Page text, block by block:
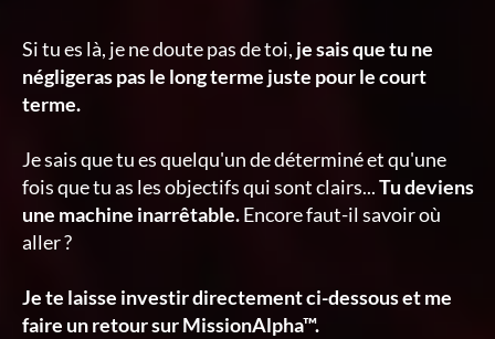
Si tu es là, je ne doute pas de toi, je sais que tu ne
négligeras pas le long terme juste pour le court
terme.
Je sais que tu es quelqu'un de déterminé et qu'une
fois que tu as les objectifs qui sont clairs...Tu deviens
une machine inarrêtable.Encore faut-il savoir où
aller ?
Je te laisse investir directement ci-dessous et me
faire un retour sur MissionAlpha™.